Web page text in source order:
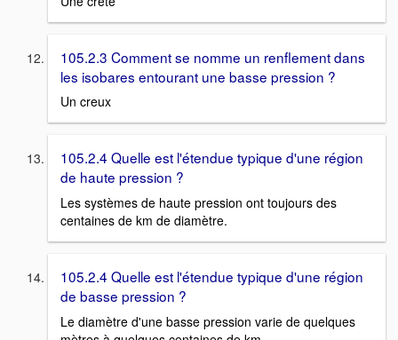
105.2.3 Comment se nomme un renflement dans
les isobares entourant une basse pression ?
Un creux
105.2.4 Quelle est l'étendue typique d'une région
de haute pression ?
Les systèmes de haute pression ont toujours des
centaines de km de diamètre.
105.2.4 Quelle est l'étendue typique d'une région
de basse pression ?
Le diamètre d'une basse pression varie de quelques